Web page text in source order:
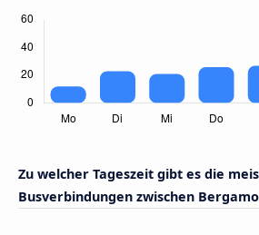
Zu welcher Tageszeit gibt es die
Busverbindungen zwischen